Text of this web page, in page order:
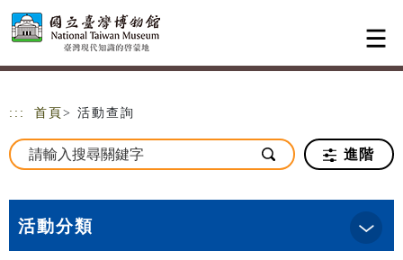
跳到主要內容
網站導覽
::: 首頁 > 活動查詢
進階
活動分類